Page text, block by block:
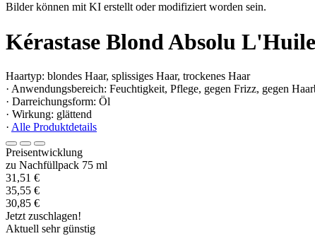
Bilder können mit KI erstellt oder modifiziert worden sein.
Kérastase Blond Absolu
Haartyp: blondes Haar, splissiges Haar, trockenes Haar
· Anwendungsbereich: Feuchtigkeit, Pflege, gegen Frizz, gegen
· Darreichungsform: Öl
· Wirkung: glättend
· Alle Produktdetails
Preisentwicklung
zu Nachfüllpack 75 ml
31,51 €
35,55 €
30,85 €
Jetzt zuschlagen!
Aktuell sehr günstig